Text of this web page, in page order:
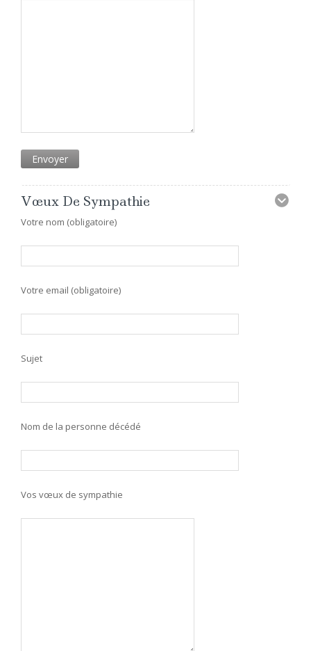
Vœux De Sympathie
Votre nom (obligatoire)
Votre email (obligatoire)
Sujet
Nom de la personne décédé
Vos vœux de sympathie